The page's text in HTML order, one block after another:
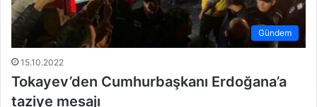
Gündem
15.10.2022
Tokayev’den Cumhurbaşkanı Erdoğana’a
taziye mesajı